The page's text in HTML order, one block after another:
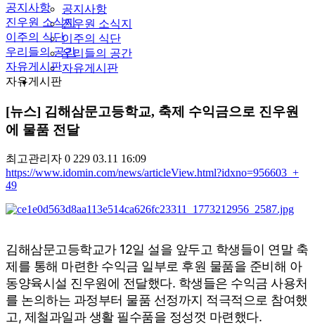
공지사항
진우원 소식지
이주의 식단
우리들의 공간
자유게시판
공지사항
진우원 소식지
이주의 식단
우리들의 공간
자유게시판
자유게시판
[뉴스] 김해삼문고등학교, 축제 수익금으로 진우원
에 물품 전달
최고관리자 0 229 03.11 16:09
https://www.idomin.com/news/articleView.html?idxno=956603 +
49
김해삼문고등학교가 12일 설을 앞두고 학생들이 연말 축
제를 통해 마련한 수익금 일부로 후원 물품을 준비해 아
동양육시설 진우원에 전달했다. 학생들은 수익금 사용처
를 논의하는 과정부터 물품 선정까지 적극적으로 참여했
고, 제철과일과 생활 필수품을 정성껏 마련했다.